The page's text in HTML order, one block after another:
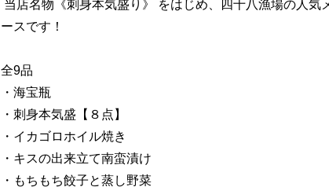
ースです！
全9品
・海宝瓶
・刺身本気盛【８点】
・イカゴロホイル焼き
・キスの出来立て南蛮漬け
・もちもち餃子と蒸し野菜